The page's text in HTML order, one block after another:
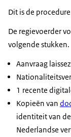
Dit is de
De regievoerder
volgende stukken.
Aanvraag
1 recente
Kopieën van
identiteit van
Nederlandse